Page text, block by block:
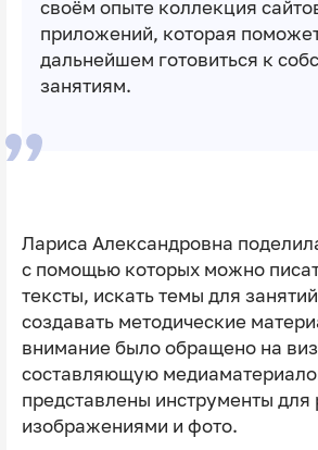
своём опыте коллекция
приложений, которая
дальнейшем готовиться к
занятиям.
Лариса Александровна
с помощью которых можно
тексты, искать темы для
создавать методические
внимание было обращено на
составляющую
представлены инструменты для
изображениями и фото.